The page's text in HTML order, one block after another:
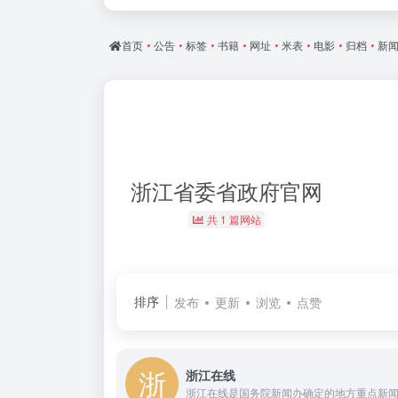
首页 • 公告 • 标签 • 书籍 • 网址 • 米表 • 电影 • 归档 • 新闻
浙江省委省政府官网
共 1 篇网站
排序 发布 更新 浏览 点赞
浙江在线